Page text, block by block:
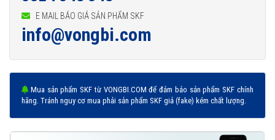
E MAIL BÁO GIÁ SẢN PHẨM SKF
info@vongbi.com
Mua sản phẩm SKF từ VONGBI.COM để đảm bảo sản phẩm SKF chính
hãng. Tránh nguy cơ mua phải sản phẩm SKF giả (fake) kém chất lượng.